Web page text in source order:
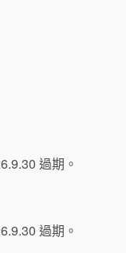
過期。
過期。